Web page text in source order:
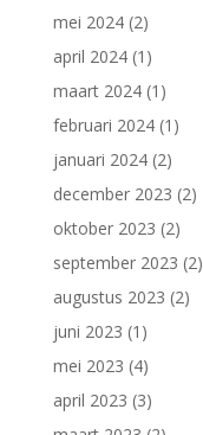
mei 2024 (2)
april 2024 (1)
maart 2024 (1)
februari 2024 (1)
januari 2024 (2)
december 2023 (2)
oktober 2023 (2)
september 2023 (2)
augustus 2023 (2)
juni 2023 (1)
mei 2023 (4)
april 2023 (3)